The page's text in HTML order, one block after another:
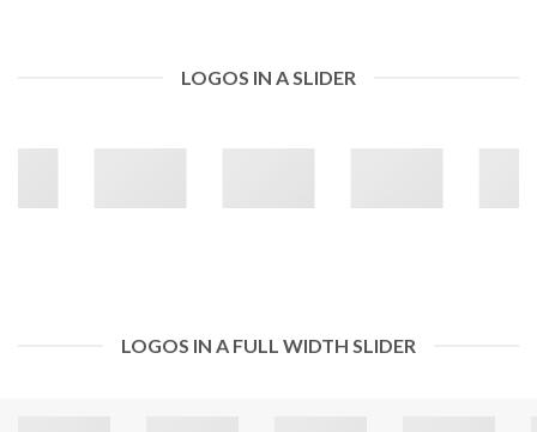
LOGOS IN A SLIDER
LOGOS IN A FULL WIDTH SLIDER